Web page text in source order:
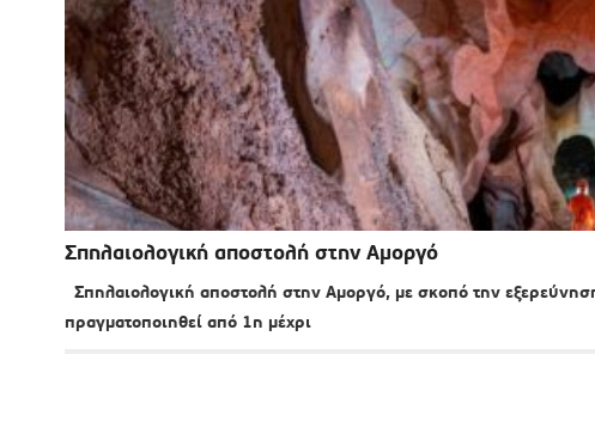
Σπηλαιολογική αποστολή στην Αμοργό
Σπηλαιολογική αποστολή στην Αμοργό, με σκοπό την
πραγματοποιηθεί από 1η μέχρι